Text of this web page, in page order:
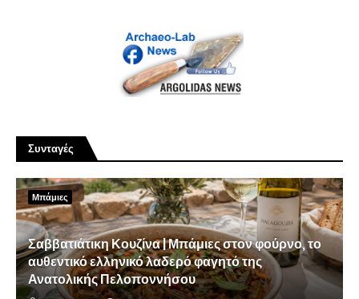
Συνταγές
Μπάμιες
Σαββατιάτικη Κουζίνα | Μπάμιες στον φούρνο, το
αυθεντικό ελληνικό λαδερό φαγητό της
Ανατολικής Πελοποννήσου